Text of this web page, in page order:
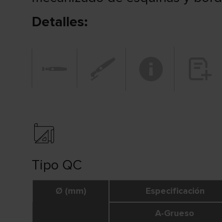
Detalles:
Tipo QC
Ø (mm) Especificación
A-Grueso